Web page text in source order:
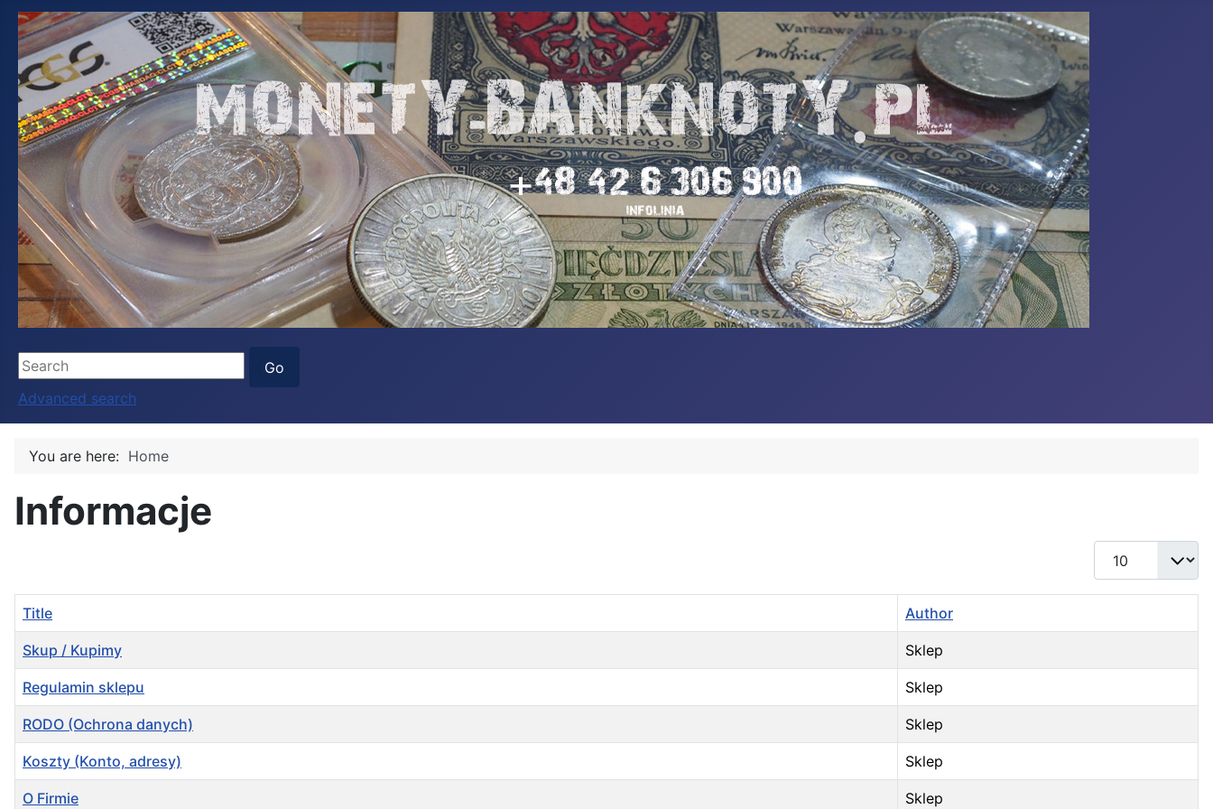
Advanced search
You are here: Home
Informacje
Display #
Title Author
Skup / Kupimy Sklep
Regulamin sklepu Sklep
RODO (Ochrona danych) Sklep
Koszty (Konto, adresy) Sklep
O Firmie Sklep